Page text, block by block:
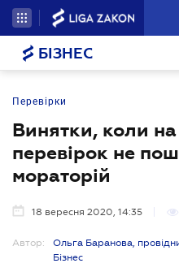
БІЗНЕС
Перевірки
Винятки, коли
перевірок не
мораторій
18 вересня 2020, 14:35
Автор:
Ольга Баранова,
Бізнес